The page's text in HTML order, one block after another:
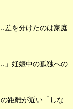
差を分けたのは家庭
」妊娠中の孤独への
距離が近い「しな